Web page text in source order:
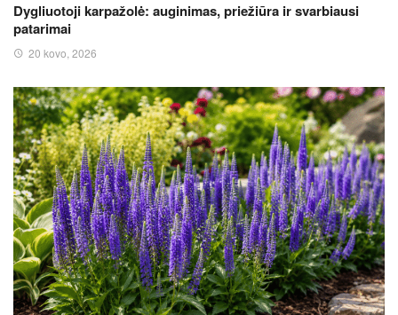
Dygliuotoji karpažolė: auginimas, priežiūra ir svarbiausi
patarimai
20 kovo, 2026